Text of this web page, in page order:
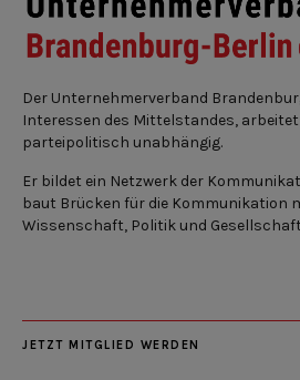
Der Unternehmerverband
Interessen des Mittelstandes,
parteipolitisch unabhängig.
Er bildet ein Netzwerk der
baut Brücken für die Kommunikation
Wissenschaft, Politik und
JETZT MITGLIED WERDEN